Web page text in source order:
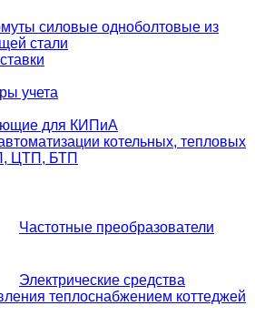
силовые одноболтовые из
стали
учета
для КИПиА
котельных, тепловых
ЦТП, БТП
Частотные преобразователи
Электрические средства
теплоснабжением коттеджей